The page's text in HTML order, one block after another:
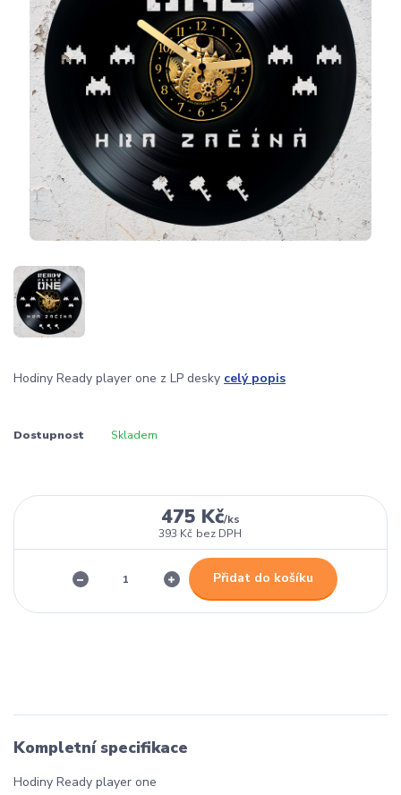
Hodiny Ready player one z LP desky celý popis
Dostupnost Skladem
475 Kč/ks
393 Kč bez DPH
Přidat do košíku
Kompletní specifikace
Hodiny Ready player one